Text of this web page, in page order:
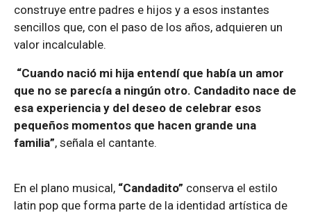
construye entre padres e hijos y a esos instantes
sencillos que, con el paso de los años, adquieren un
valor incalculable.
“Cuando nació mi hija entendí que había un amor
que no se parecía a ningún otro. Candadito nace de
esa experiencia y del deseo de celebrar esos
pequeños momentos que hacen grande una
familia”, señala el cantante.
En el plano musical, “Candadito” conserva el estilo
latin pop que forma parte de la identidad artística de